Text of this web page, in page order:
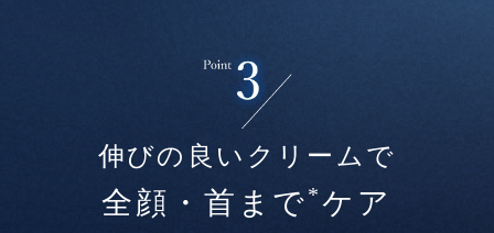
伸びの良いクリームで
全顔・首まで*ケア